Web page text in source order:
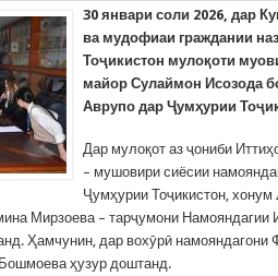
30 январи соли 2026, дар
ва мудофиаи граждании
Тоҷикистон мулоқоти
майор Сулаймон Исозода
Аврупо дар Ҷумҳурии
Дар мулоқот аз ҷониби
– мушовири сиёсии
Ҷумҳурии Тоҷикистон,
Мирзоева – тарҷумони
Ҳамчунин, дар вохӯрӣ намояндагони
ҳузур доштанд.